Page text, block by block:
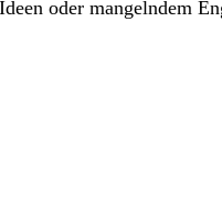
oder mangelndem